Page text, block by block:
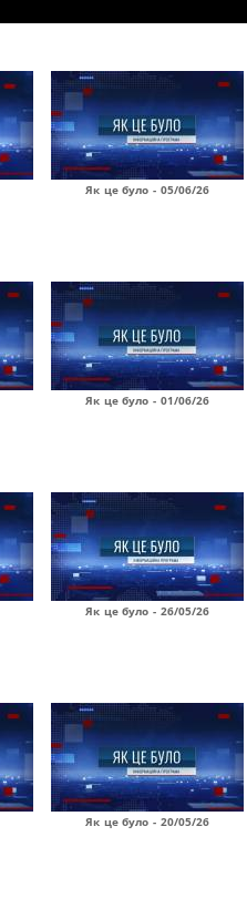
Як це було - 05/06/26
Як це було - 01/06/26
Як це було - 26/05/26
Як це було - 20/05/26